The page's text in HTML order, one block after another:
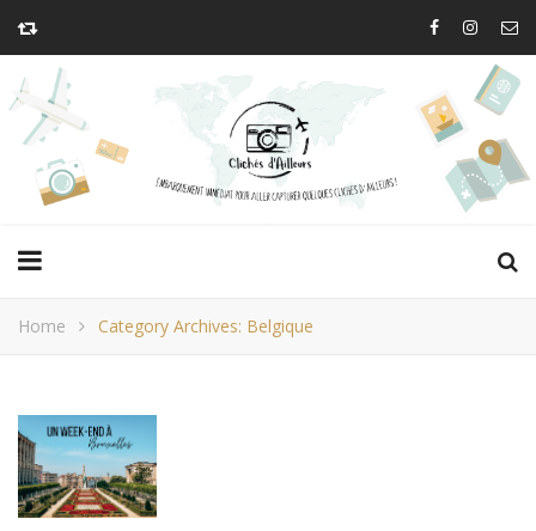
Home Category Archives: Belgique